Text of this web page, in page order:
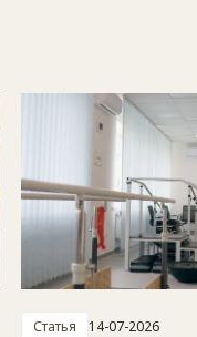
Статья 14-07-2026